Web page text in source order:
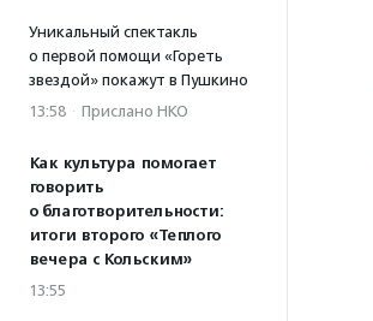
Уникальный спектакль
о первой помощи «Гореть
звездой» покажут в Пушкино
13:58 · Прислано НКО
Как культура помогает
говорить
о благотворительности:
итоги второго «Теплого
вечера с Кольским»
13:55